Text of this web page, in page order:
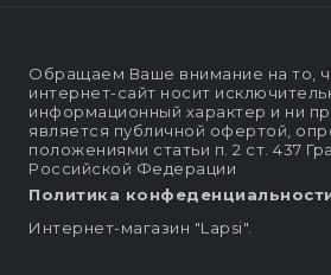
Обращаем Ваше внимание на то,
интернет-сайт носит
информационный характер и ни
является публичной офертой,
положениями статьи п. 2 ст. 437
Российской Федерации
Политика
Интернет-магазин "Lapsi".